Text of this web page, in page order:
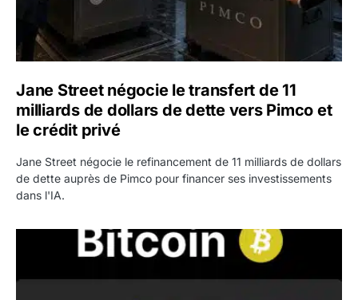
Jane Street négocie le transfert de 11
milliards de dollars de dette vers Pimco et
le crédit privé
Jane Street négocie le refinancement de 11 milliards de dollars
de dette auprès de Pimco pour financer ses investissements
dans l'IA.
Bitcoin stagne à 64 000 dollars pendant que les